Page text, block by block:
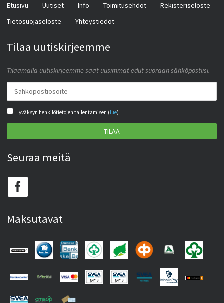
Etusivu Uutiset Info Toimitusehdot
Rekisteriseloste
Tietosuojaseloste
Yhteystiedot
Tilaa uutiskirjeemme
Tilaamalla uutiskirjeemme saat uusimmat edut suoraan sähköpostiisi.
Hyväksyn henkilötietojen tallentamisen (lue)
TILAA
Seuraa meitä
Maksutavat